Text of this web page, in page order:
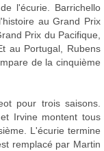
l'écurie. Barrichello
au Grand Prix
Prix du Pacifique,
au Portugal, Rubens
de la cinquième
pour trois saisons.
Irvine montent tous
L'écurie termine
remplacé par Martin